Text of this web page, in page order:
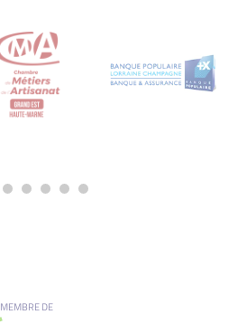
MEMBRE DE